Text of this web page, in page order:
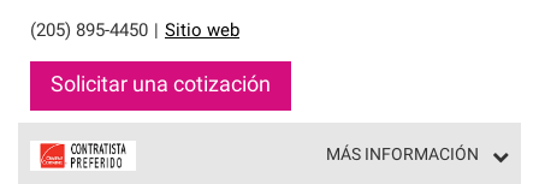
(205) 895-4450 Sitio web
Solicitar una cotización
MÁS INFORMACIÓN